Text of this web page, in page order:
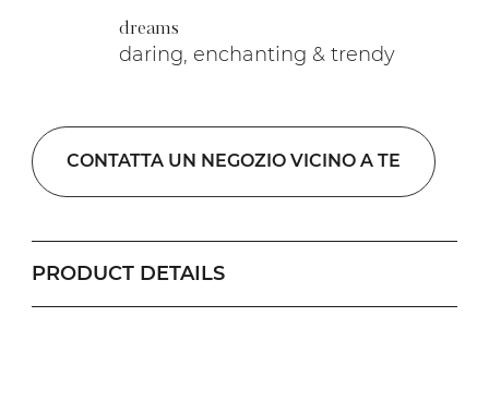
dreams
daring, enchanting & trendy
CONTATTA UN NEGOZIO VICINO A TE
PRODUCT DETAILS